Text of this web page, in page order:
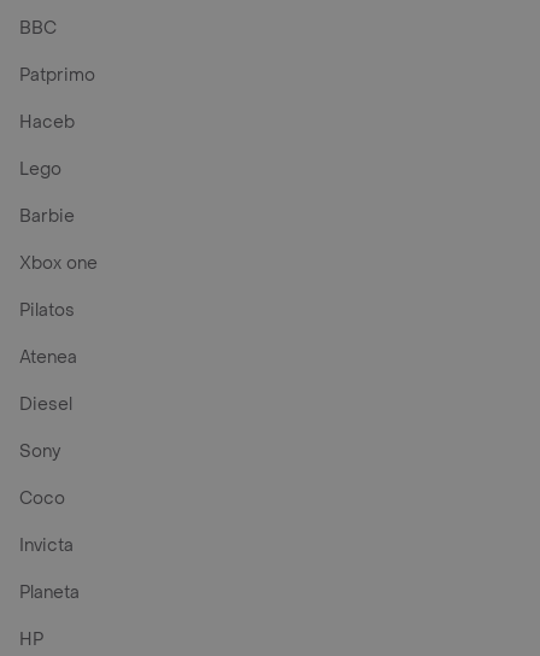
BBC
Patprimo
Haceb
Lego
Barbie
Xbox one
Pilatos
Atenea
Diesel
Sony
Coco
Invicta
Planeta
HP